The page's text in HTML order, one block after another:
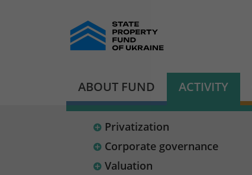
ABOUT FUND ACTIVITY
Privatization
Corporate governance
Valuation